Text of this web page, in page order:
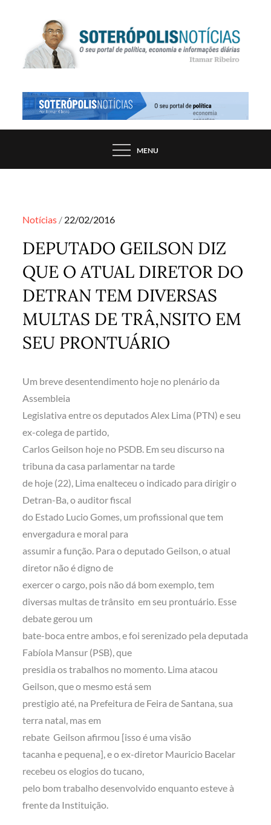
SOTERÓPOLIS NOTÍCIAS
PORTAL DE NOTÍCIAS DE SALVADOR E
MENU
Notícias Posted
22/02/2016
DEPUTADO GEILSON DIZ
QUE O ATUAL DIRETOR DO
DETRAN TEM DIVERSAS
MULTAS DE TRÂ‚NSITO EM
SEU PRONTUÁRIO
Um breve desentendimento hoje no plenário da
Assembleia
Legislativa entre os deputados Alex Lima (PTN) e seu
ex-colega de partido,
Carlos Geilson hoje no PSDB. Em seu discurso na
tribuna da casa parlamentar na tarde
de hoje (22), Lima enalteceu o indicado para dirigir o
Detran-Ba, o auditor fiscal
do Estado Lucio Gomes, um profissional que tem
envergadura e moral para
assumir a função. Para o deputado Geilson, o atual
diretor não é digno de
exercer o cargo, pois não dá bom exemplo, tem
diversas multas de trânsito em seu prontuário. Esse
debate gerou um
bate-boca entre ambos, e foi serenizado pela deputada
Fabíola Mansur (PSB), que
presidia os trabalhos no momento. Lima atacou
Geilson, que o mesmo está sem
prestigio até, na Prefeitura de Feira de Santana, sua
terra natal, mas em
rebate Geilson afirmou [isso é uma visão
tacanha e pequena], e o ex-diretor Mauricio Bacelar
recebeu os elogios do tucano,
pelo bom trabalho desenvolvido enquanto esteve à
frente da Instituição.